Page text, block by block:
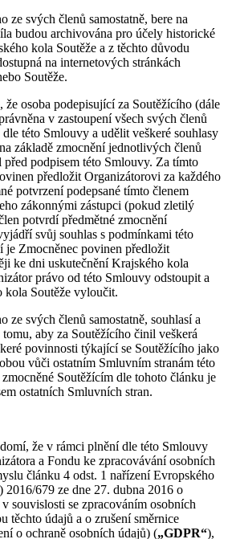
ze svých členů samostatně, bere na
budou archivována pro účely historické
kola Soutěže a z těchto důvodu
na internetových stránkách
Soutěže.
že osoba podepisující za Soutěžícího (dále
v zastoupení všech svých členů
této Smlouvy a udělit veškeré souhlasy
základě zmocnění jednotlivých členů
před podpisem této Smlouvy. Za tímto
předložit Organizátorovi za každého
potvrzení podepsané tímto členem
zákonnými zástupci (pokud zletilý
potvrdí předmětné zmocnění
svůj souhlas s podmínkami této
je Zmocněnec povinen předložit
ke dni uskutečnění Krajského kola
právo od této Smlouvy odstoupit a
kola Soutěže vyloučit.
ze svých členů samostatně, souhlasí a
aby za Soutěžícího činil veškerá
povinnosti týkající se Soutěžícího jako
vůči ostatním Smluvním stranám této
Soutěžícím dle tohoto článku je
ostatních Smluvních stran.
že v rámci plnění dle této Smlouvy
a Fondu ke zpracovávání osobních
článku 4 odst. 1 nařízení Evropského
2016/679 ze dne 27. dubna 2016 o
souvislosti se zpracováním osobních
těchto údajů a o zrušení směrnice
o ochraně osobních údajů) („GDPR“),